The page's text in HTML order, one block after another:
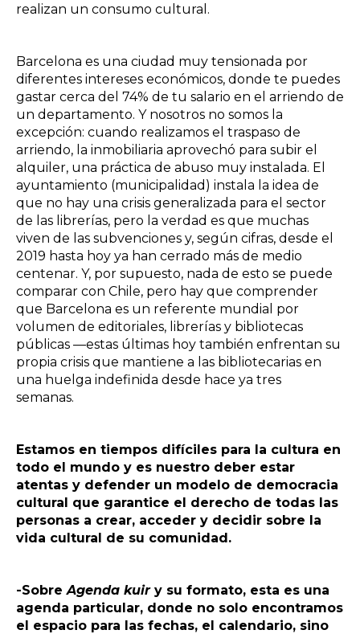
realizan un consumo cultural.
Barcelona es una ciudad muy tensionada por
diferentes intereses económicos, donde te puedes
gastar cerca del 74% de tu salario en el arriendo de
un departamento. Y nosotros no somos la
excepción: cuando realizamos el traspaso de
arriendo, la inmobiliaria aprovechó para subir el
alquiler, una práctica de abuso muy instalada. El
ayuntamiento (municipalidad) instala la idea de
que no hay una crisis generalizada para el sector
de las librerías, pero la verdad es que muchas
viven de las subvenciones y, según cifras, desde el
2019 hasta hoy ya han cerrado más de medio
centenar. Y, por supuesto, nada de esto se puede
comparar con Chile, pero hay que comprender
que Barcelona es un referente mundial por
volumen de editoriales, librerías y bibliotecas
públicas —estas últimas hoy también enfrentan su
propia crisis que mantiene a las bibliotecarias en
una huelga indefinida desde hace ya tres
semanas.
Estamos en tiempos difíciles para la cultura en
todo el mundo y es nuestro deber estar
atentas y defender un modelo de democracia
cultural que garantice el derecho de todas las
personas a crear, acceder y decidir sobre la
vida cultural de su comunidad.
-SobreAgenda kuiry su formato, esta es una
agenda particular, donde no solo encontramos
el espacio para las fechas, el calendario, sino